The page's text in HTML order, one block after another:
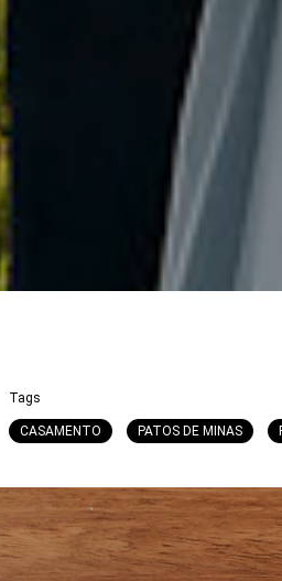
Tags
CASAMENTO PATOS DE MINAS